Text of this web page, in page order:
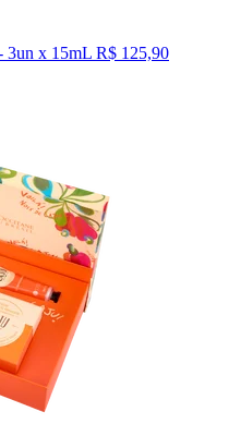
3un x 15mL R$ 125,90